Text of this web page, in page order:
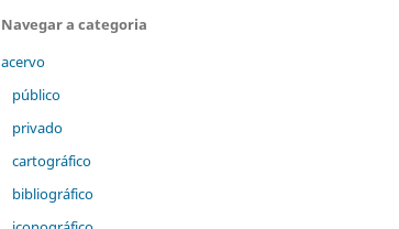
Navegar a categoria
acervo
público
privado
cartográfico
bibliográfico